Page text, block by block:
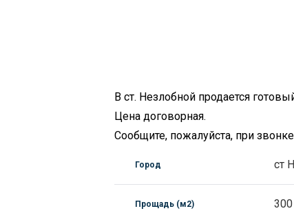
В ст. Незлобной продается
Цена договорная.
Сообщите, пожалуйста, при
Город ст
Прощадь (м2) 300